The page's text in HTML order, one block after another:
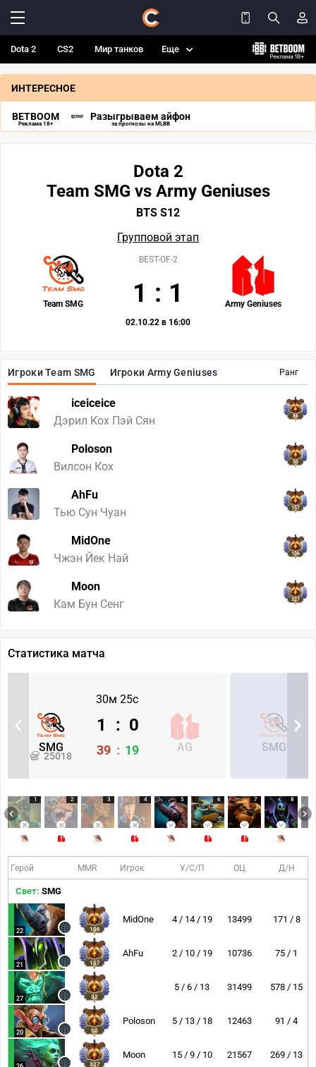
Dota 2 CS2 Мир танков Еще
ИНТЕРЕСНОЕ
BETBOOM
Реклама 18+
Разыгрываем айфон
за прогнозы на MLBB
Ранг
Игроки Team SMG Игроки Army Geniuses
iceiceice
Дэрил Кох Пэй Сян
86
Poloson
Вилсон Кох
50
AhFu
Тью Сун Чуан
157
MidOne
Чжэн Йек Най
106
Moon
Кам Бун Сенг
327
Dota 2
Team SMG vs Army Geniuses
BTS S12
Групповой этап
Team SMG Army Geniuses
BEST-OF-2
1 : 1
02.10.22 в 16:00
Статистика матча
30м 25с
SMG
25018
AG
1 : 0
39 : 19 SMG
1 2 3 4 5 6 7 8
Герой MMR Игрок У/С/П ОЦ Д/Н
Свет: SMG
22 106
MidOne 4 / 14 / 19 13499 171 / 8
21 157
AhFu 2 / 10 / 19 10736 75 / 1
27 32
5 / 6 / 13 31499 578 / 15
20 50
Poloson 5 / 13 / 18 12463 91 / 4
327
Moon 15 / 9 / 10 21567 269 / 13